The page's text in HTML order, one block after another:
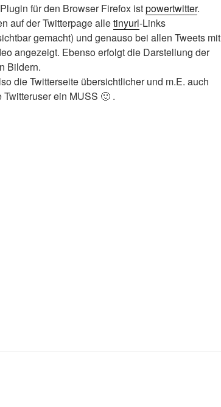
für den Browser Firefox istpowertwitter.
auf der Twitterpage alletinyurl-Links
gemacht) und genauso bei allen Tweets mit
angezeigt. Ebenso erfolgt die Darstellung der
Bildern.
die Twitterseite übersichtlicher und m.E. auch
ein MUSS 🙂 .